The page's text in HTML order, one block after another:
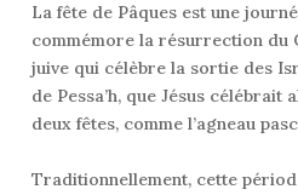
La fête de Pâques est une
commémore la résurrection du
juive qui célèbre la sortie des
de Pessa’h, que Jésus célébrait
deux fêtes, comme l’agneau
Traditionnellement, cette